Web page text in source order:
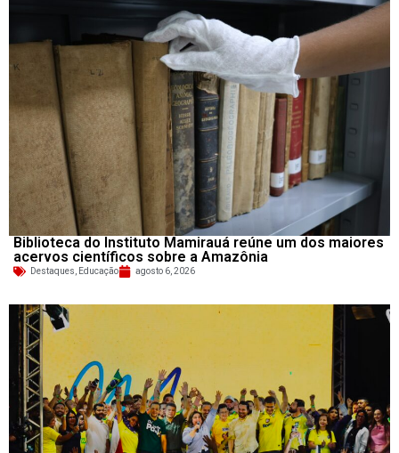
Biblioteca do Instituto Mamirauá reúne um dos maiores
acervos científicos sobre a Amazônia
Destaques Educação agosto 6, 2026